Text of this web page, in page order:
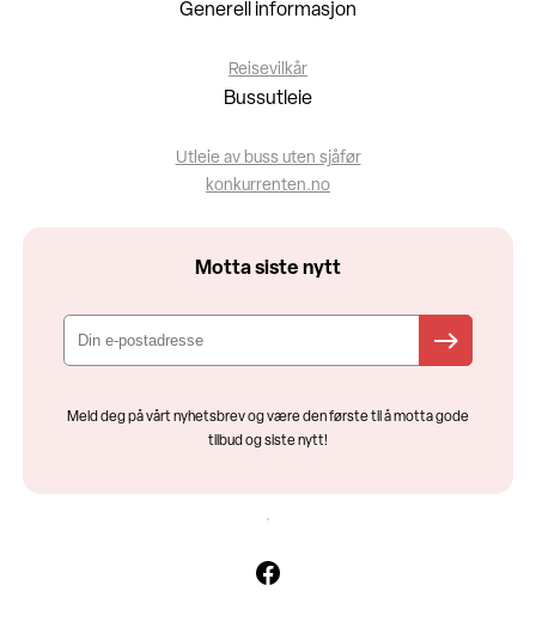
Generell informasjon
Reisevilkår
Bussutleie
Utleie av buss uten sjåfør
konkurrenten.no
Motta siste nytt
Meld deg på vårt nyhetsbrev og være den første til å motta gode
tilbud og siste nytt!
Facebook